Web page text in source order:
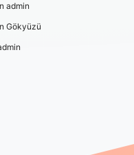
admin
Gökyüzü